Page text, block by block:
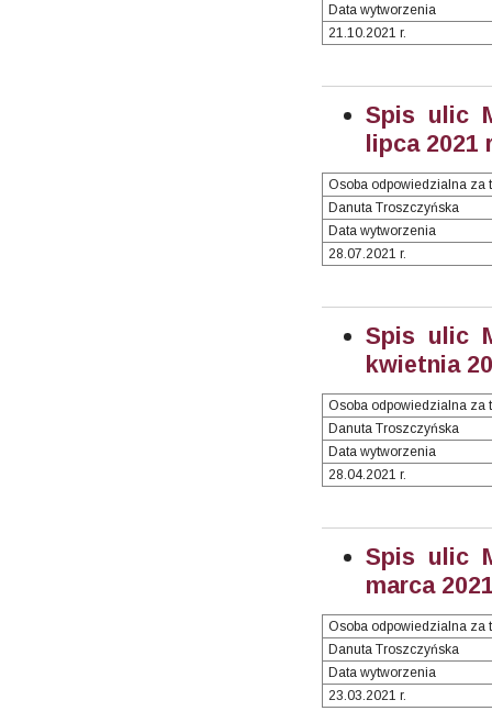
Data wytworzenia
21.10.2021 r.
Spis ulic
lipca 2021
Osoba odpowiedzialna za
Danuta Troszczyńska
Data wytworzenia
28.07.2021 r.
Spis ulic
kwietnia
Osoba odpowiedzialna za
Danuta Troszczyńska
Data wytworzenia
28.04.2021 r.
Spis ulic
marca
Osoba odpowiedzialna za
Danuta Troszczyńska
Data wytworzenia
23.03.2021 r.